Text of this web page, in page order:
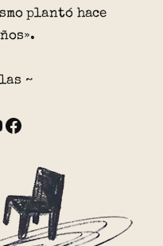
plantó hace
~
Facebook